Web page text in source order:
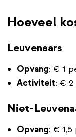
Hoeveel
Leuvenaars
Opvang: € 1
Activiteit: €
Niet-
Opvang: €